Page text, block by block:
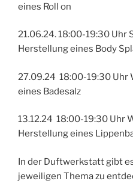
eines Roll on
21.06.24. 18:00-19:30 Uhr
Herstellung eines Body
27.09.24 18:00-19:30 Uhr
eines Badesalz
13.12.24 18:00-19:30 Uhr
Herstellung eines
In der Duftwerkstatt gibt
jeweiligen Thema zu